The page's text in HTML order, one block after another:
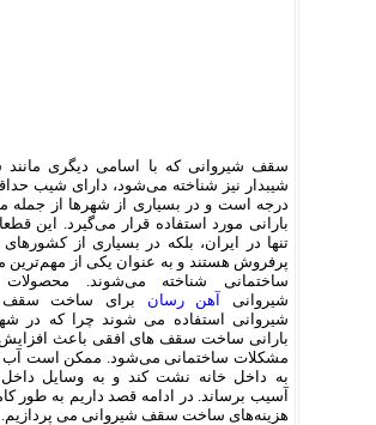
سقف شیروانی که با اسامی دیگری
درجه است و در بسیاری از شهرها از جمله
بارانی مورد استفاده قرار می‌گیرد. این
تنها در ایران، بلکه در بسیاری از
پرفروش هستند و به عنوان یکی از مهم‌ترین
ساختمانی شناخته می‌شوند.
شیروانی
آهن رسان
برای ساخت سقف
شیروانی استفاده می شوند چرا که در
بارانی ساخت سقف های افقی باعث افزایش
مشکلات ساختمانی می‌شود. ممکن است آب
به داخل خانه نشت کند و به وسایل داخل
آسیب برساند. در ادامه قصد داریم به طور
هزینه‌های ساخت سقف شیروانی می پردازیم.